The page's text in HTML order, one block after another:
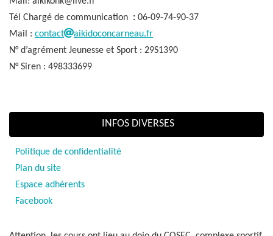
Tél Chargé de communication : 06-09-74-90-37
Mail : contact
aikidoconcarneau.fr
N° d’agrément Jeunesse et Sport : 29S1390
N° Siren : 498333699
INFOS DIVERSES
Politique de confidentialité
Plan du site
Espace adhérents
Facebook